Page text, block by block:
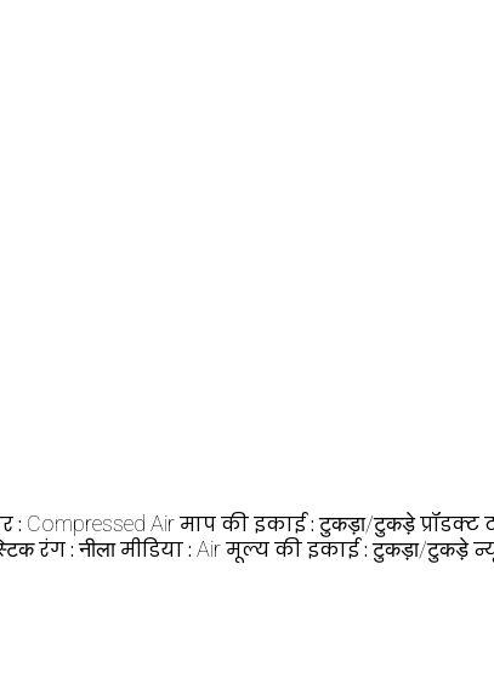
: Compressed Airमाप की इकाई :टुकड़ा/टुकड़ेप्रॉडक्ट
रंग :नीलामीडिया : Airमूल्य की इकाई :टुकड़ा/टुकड़े